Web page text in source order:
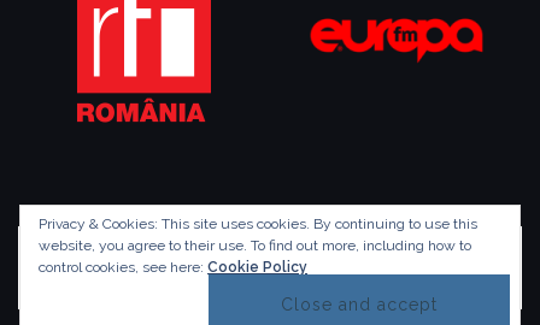
Privacy & Cookies: This site uses cookies. By continuing to use this
website, you agree to their use. To find out more, including how to
control cookies, see here: Cookie Policy